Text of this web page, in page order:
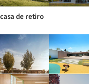
casa de retiro